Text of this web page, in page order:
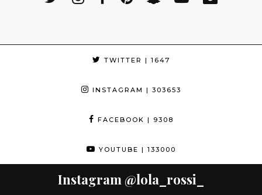
TWITTER | 1647
INSTAGRAM | 303653
FACEBOOK | 9308
YOUTUBE | 133000
Instagram @lola_rossi_